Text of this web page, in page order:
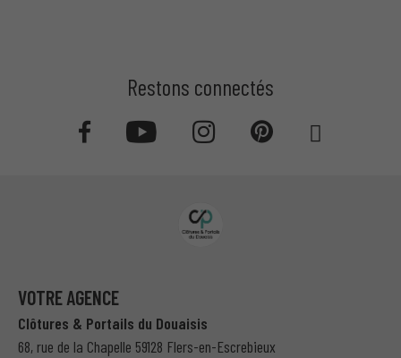
Restons connectés
VOTRE AGENCE
Clôtures & Portails du Douaisis
68, rue de la Chapelle 59128 Flers-en-Escrebieux